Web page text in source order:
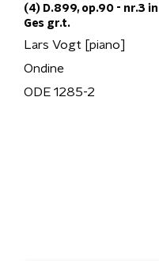
(4) D.899, op.90 - nr.3 in
Ges gr.t.
Lars Vogt [piano]
Ondine
ODE 1285-2